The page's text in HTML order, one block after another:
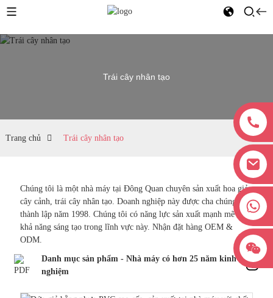
+8618038381627
Trái cây nhân tạo
Trang chủ Trái cây nhân tạo
Chúng tôi là một nhà máy tại Đông Quan chuyên sản xuất hoa giả,
cây cảnh, trái cây nhân tạo. Doanh nghiệp này được cha chúng tôi
thành lập năm 1998. Chúng tôi có năng lực sản xuất mạnh mẽ và
khả năng sáng tạo trong lĩnh vực này. Nhận đặt hàng OEM &
ODM.
Danh mục sản phẩm - Nhà máy có hơn 25 năm kinh
nghiệm